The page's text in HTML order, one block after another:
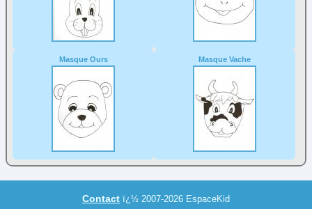
Masque Ours Masque Vache
Contact ï¿½ 2007-2026 EspaceKid